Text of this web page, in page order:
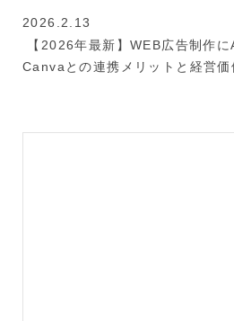
2026.2.13
【2026年最新】WEB広告制作
Canvaとの連携メリットと経営価